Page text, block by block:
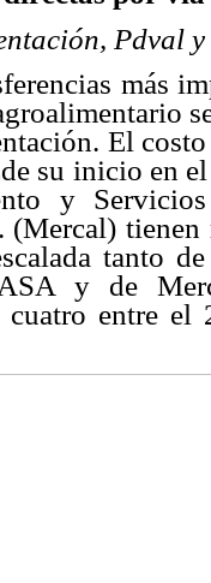
Pdval y
más
El
su inicio en
y
tanto
y de
entre el